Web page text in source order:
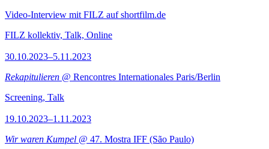
Video-Interview mit FILZ auf shortfilm.de
FILZ kollektiv, Talk, Online
30.10.2023–5.11.2023
Rekapitulieren @ Rencontres Internationales Paris/Berlin
Screening, Talk
19.10.2023–1.11.2023
Wir waren Kumpel @ 47. Mostra IFF (São Paulo)